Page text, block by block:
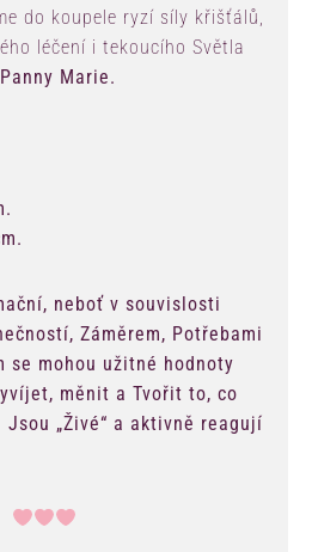
do koupele ryzí síly křišťálů,
léčení i tekoucího Světla
Marie.
neboť v souvislosti
Záměrem, Potřebami
se mohou užitné hodnoty
měnit a Tvořit to, co
„Živé“ a aktivně reagují